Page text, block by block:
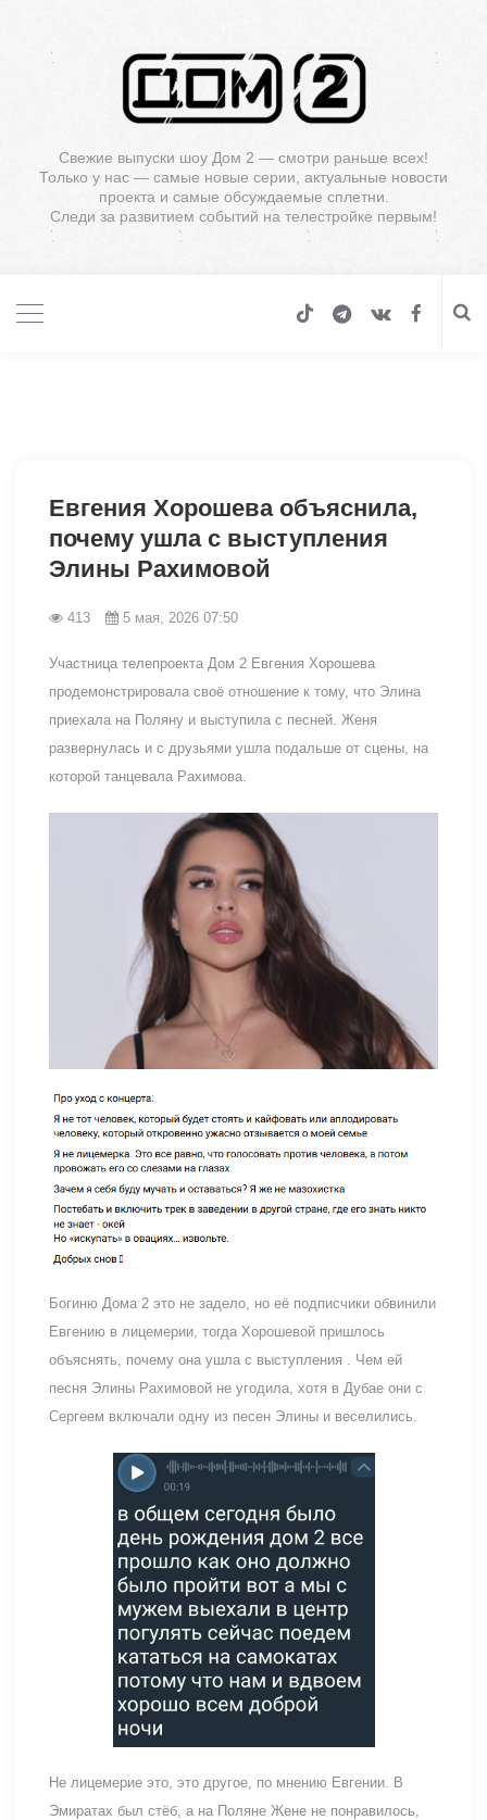
Свежие выпуски шоу Дом 2 — смотри раньше всех!
Только у нас — самые новые серии, актуальные новости
проекта и самые обсуждаемые сплетни.
Следи за развитием событий на телестройке первым!
Евгения Хорошева объяснила,
почему ушла с выступления
Элины Рахимовой
413 5 мая, 2026 07:50
Участница телепроекта Дом 2 Евгения Хорошева
продемонстрировала своё отношение к тому, что Элина
приехала на Поляну и выступила с песней. Женя
развернулась и с друзьями ушла подальше от сцены, на
которой танцевала Рахимова.
Богиню Дома 2 это не задело, но её подписчики обвинили
Евгению в лицемерии, тогда Хорошевой пришлось
объяснять, почему она ушла с выступления . Чем ей
песня Элины Рахимовой не угодила, хотя в Дубае они с
Сергеем включали одну из песен Элины и веселились.
Не лицемерие это, это другое, по мнению Евгении. В
Эмиратах был стёб, а на Поляне Жене не понравилось,